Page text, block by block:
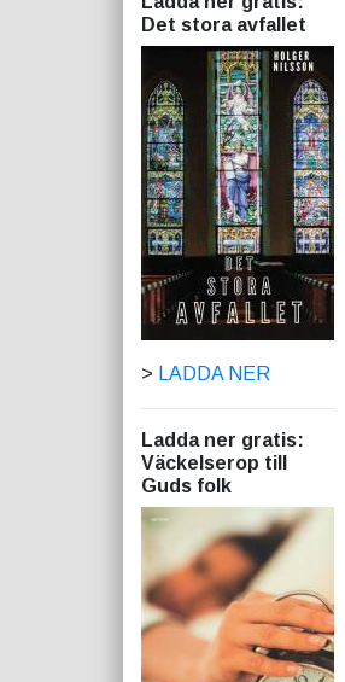
Det stora avfallet
> LADDA NER
Ladda ner gratis:
Väckelserop till
Guds folk